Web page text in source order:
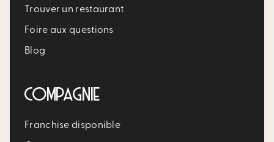
Trouver un restaurant​
Foire aux questions
Blog
COMPAGNIE
Franchise disponible